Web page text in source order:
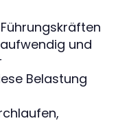
und
Belastung